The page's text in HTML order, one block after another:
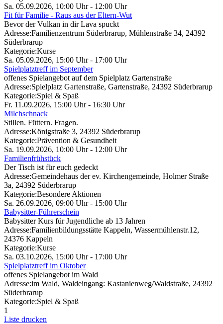
Sa. 05.09.2026, 10:00 Uhr - 12:00 Uhr
Fit für Familie - Raus aus der Eltern-Wut
Bevor der Vulkan in dir Lava spuckt
Adresse:Familienzentrum Süderbrarup, Mühlenstraße 34, 24392
Süderbrarup
Kategorie:Kurse
Sa. 05.09.2026, 15:00 Uhr - 17:00 Uhr
Spielplatztreff im September
offenes Spielangebot auf dem Spielplatz Gartenstraße
Adresse:Spielplatz Gartenstraße, Gartenstraße, 24392 Süderbrarup
Kategorie:Spiel & Spaß
Fr. 11.09.2026, 15:00 Uhr - 16:30 Uhr
Milchschnack
Stillen. Füttern. Fragen.
Adresse:Königstraße 3, 24392 Süderbrarup
Kategorie:Prävention & Gesundheit
Sa. 19.09.2026, 10:00 Uhr - 12:00 Uhr
Familienfrühstück
Der Tisch ist für euch gedeckt
Adresse:Gemeindehaus der ev. Kirchengemeinde, Holmer Straße
3a, 24392 Süderbrarup
Kategorie:Besondere Aktionen
Sa. 26.09.2026, 09:00 Uhr - 15:00 Uhr
Babysitter-Führerschein
Babysitter Kurs für Jugendliche ab 13 Jahren
Adresse:Familienbildungsstätte Kappeln, Wassermühlenstr.12,
24376 Kappeln
Kategorie:Kurse
Sa. 03.10.2026, 15:00 Uhr - 17:00 Uhr
Spielplatztreff im Oktober
offenes Spielangebot im Wald
Adresse:im Wald, Waldeingang: Kastanienweg/Waldstraße, 24392
Süderbrarup
Kategorie:Spiel & Spaß
1
Liste drucken